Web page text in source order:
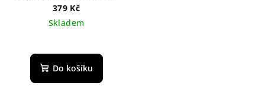
379 Kč
Skladem
Do košíku